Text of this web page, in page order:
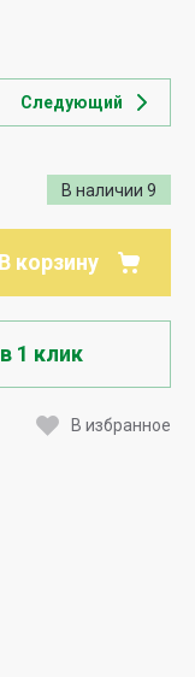
Следующий
В наличии 9
В корзину
1 клик
В избранное